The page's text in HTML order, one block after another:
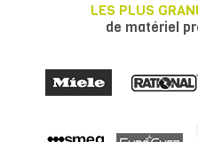
LES PLUS
de matériel